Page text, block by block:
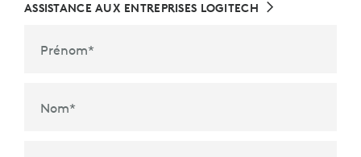
ASSISTANCE AUX ENTREPRISES LOGITECH
Prénom*
Nom*